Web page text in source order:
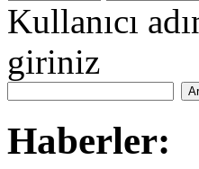
Kullanıcı
giriniz
Haberler: